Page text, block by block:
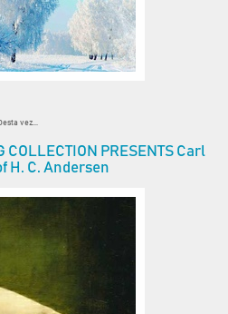
vez...
COLLECTION PRESENTS Carl
H. C. Andersen